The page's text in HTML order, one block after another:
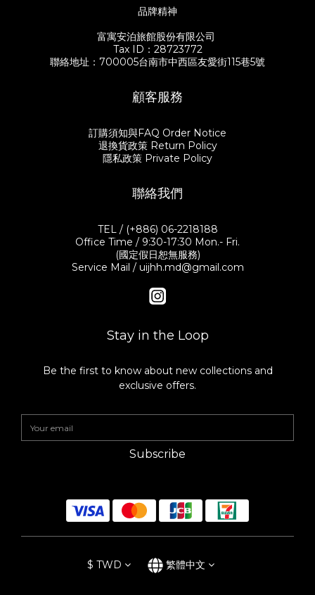
品牌精神
富寓安泊旅館股份有限公司
Tax ID：28723772
聯絡地址：700005台南市中西區友愛街115巷5號
顧客服務
訂購須知與FAQ Order Notice
退換貨政策 Return Policy
隱私政策 Private Policy
聯絡我們
TEL / (+886) 06-2218188
Office Time / 9:30-17:30 Mon.- Fri.
(國定假日恕無服務)
Service Mail / uijhh.md@gmail.com
Stay in the Loop
Be the first to know about new collections and
exclusive offers.
Subscribe
$ TWD 繁體中文